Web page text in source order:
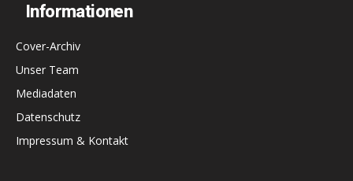
Informationen
Cover-Archiv
Unser Team
Mediadaten
Datenschutz
Impressum & Kontakt